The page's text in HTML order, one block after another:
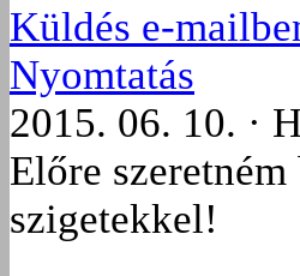
Küldés e-
Nyomtatás
2015. 06. 10. ·
Előre
szigetekkel!